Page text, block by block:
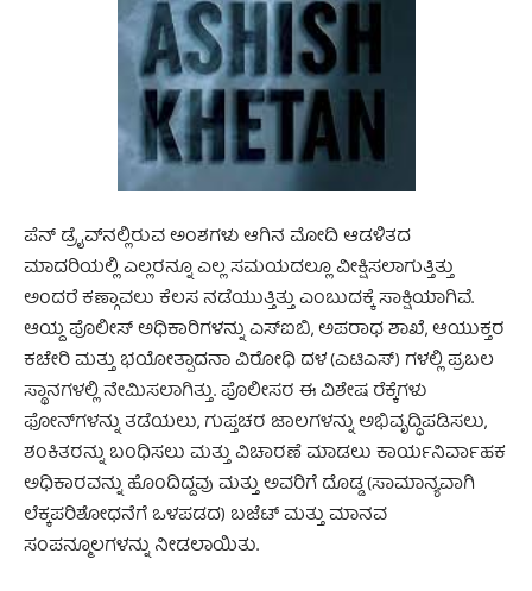
ಪೆನ್ ಡ್ರೈವ್‌‌ನಲ್ಲಿರುವ ಅಂಶಗಳು ಆಗಿನ ಮೋದಿ ಆಡಳಿತದ
ಮಾದರಿಯಲ್ಲಿ ಎಲ್ಲರನ್ನೂ ಎಲ್ಲ ಸಮಯದಲ್ಲೂ ವೀಕ್ಷಿಸಲಾಗುತ್ತಿತ್ತು
ಅಂದರೆ ಕಣ್ಗಾವಲು ಕೆಲಸ ನಡೆಯುತ್ತಿತ್ತು ಎಂಬುದಕ್ಕೆ ಸಾಕ್ಷಿಯಾಗಿವೆ.
ಆಯ್ದ ಪೊಲೀಸ್ ಅಧಿಕಾರಿಗಳನ್ನು ಎಸ್‌ಐಬಿ, ಅಪರಾಧ ಶಾಖೆ, ಆಯುಕ್ತರ
ಕಚೇರಿ ಮತ್ತು ಭಯೋತ್ಪಾದನಾ ವಿರೋಧಿ ದಳ (ಎಟಿಎಸ್) ಗಳಲ್ಲಿ ಪ್ರಬಲ
ಸ್ಥಾನಗಳಲ್ಲಿ ನೇಮಿಸಲಾಗಿತ್ತು. ಪೊಲೀಸರ ಈ ವಿಶೇಷ ರೆಕ್ಕೆಗಳು
ಫೋನ್‌ಗಳನ್ನು ತಡೆಯಲು, ಗುಪ್ತಚರ ಜಾಲಗಳನ್ನು ಅಭಿವೃದ್ಧಿಪಡಿಸಲು,
ಶಂಕಿತರನ್ನು ಬಂಧಿಸಲು ಮತ್ತು ವಿಚಾರಣೆ ಮಾಡಲು ಕಾರ್ಯನಿರ್ವಾಹಕ
ಅಧಿಕಾರವನ್ನು ಹೊಂದಿದ್ದವು ಮತ್ತು ಅವರಿಗೆ ದೊಡ್ಡ (ಸಾಮಾನ್ಯವಾಗಿ
ಲೆಕ್ಕಪರಿಶೋಧನೆಗೆ ಒಳಪಡದ) ಬಜೆಟ್ ಮತ್ತು ಮಾನವ
ಸಂಪನ್ಮೂಲಗಳನ್ನು ನೀಡಲಾಯಿತು.